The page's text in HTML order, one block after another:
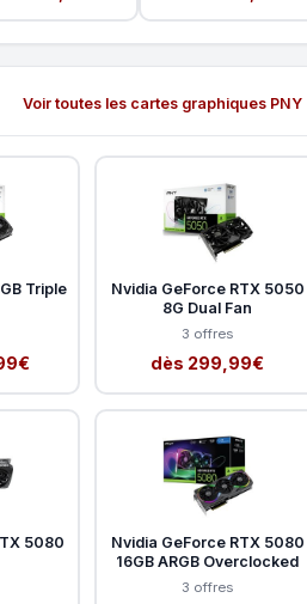
Voir toutes les cartes graphiques
Triple
Nvidia GeForce RTX 5050
8G Dual Fan
3 offres
dès 299,99€
5080
Nvidia GeForce RTX 5080
16GB ARGB Overclocked
3 offres